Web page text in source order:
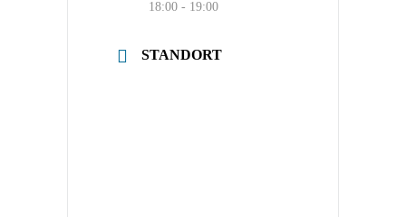
18:00 - 19:00
STANDORT